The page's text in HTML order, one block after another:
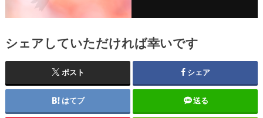
シェアしていただければ幸いです
ポスト シェア
はてブ 送る